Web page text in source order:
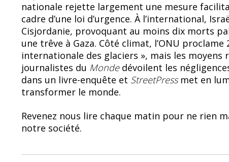
k
nationale rejette largement une mesure
cadre d’une loi d’urgence. À l’international,
Cisjordanie, provoquant au moins dix morts
une trêve à Gaza. Côté climat, l’ONU
internationale des glaciers », mais les moyens
journalistes du Mondedévoilent les
dans un livre-enquête et StreetPressmet en
transformer le monde.
Revenez nous lire chaque matin pour ne rien
notre société.